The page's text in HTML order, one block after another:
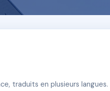
traduits en plusieurs langues.